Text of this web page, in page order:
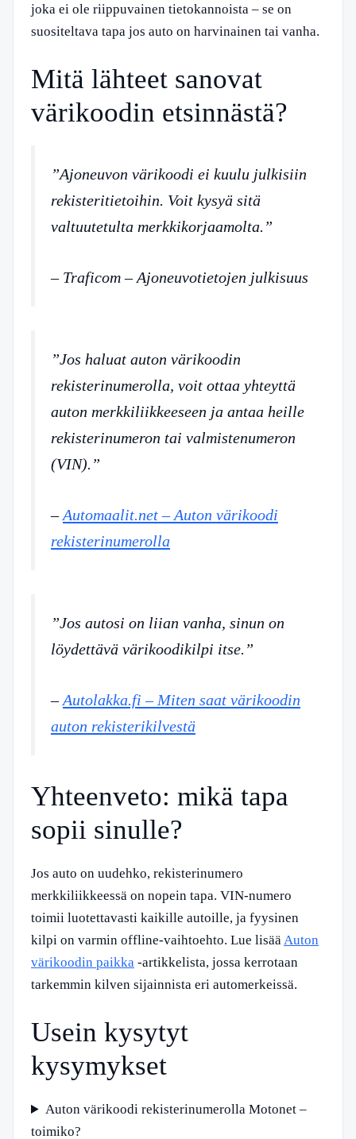
joka ei ole riippuvainen tietokannoista – se on
suositeltava tapa jos auto on harvinainen tai vanha.
Mitä lähteet sanovat
värikoodin etsinnästä?
”Ajoneuvon värikoodi ei kuulu julkisiin
rekisteritietoihin. Voit kysyä sitä
valtuutetulta merkkikorjaamolta.”
– Traficom – Ajoneuvotietojen julkisuus
”Jos haluat auton värikoodin
rekisterinumerolla, voit ottaa yhteyttä
auton merkkiliikkeeseen ja antaa heille
rekisterinumeron tai valmistenumeron
(VIN).”
–Automaalit.net – Auton värikoodi
rekisterinumerolla
”Jos autosi on liian vanha, sinun on
löydettävä värikoodikilpi itse.”
–Autolakka.fi – Miten saat värikoodin
auton rekisterikilvestä
Yhteenveto: mikä tapa
sopii sinulle?
Jos auto on uudehko, rekisterinumero
merkkiliikkeessä on nopein tapa. VIN-numero
toimii luotettavasti kaikille autoille, ja fyysinen
kilpi on varmin offline-vaihtoehto. Lue lisää Auton
värikoodin paikka -artikkelista, jossa kerrotaan
tarkemmin kilven sijainnista eri automerkeissä.
Usein kysytyt
kysymykset
Auton värikoodi rekisterinumerolla Motonet –
toimiko?